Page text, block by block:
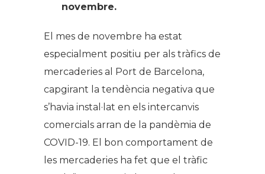
novembre.
El mes de novembre ha estat
especialment positiu per als tràfics de
mercaderies al Port de Barcelona,
capgirant la tendència negativa que
s’havia instal·lat en els intercanvis
comercials arran de la pandèmia de
COVID-19. El bon comportament de
les mercaderies ha fet que el tràfic